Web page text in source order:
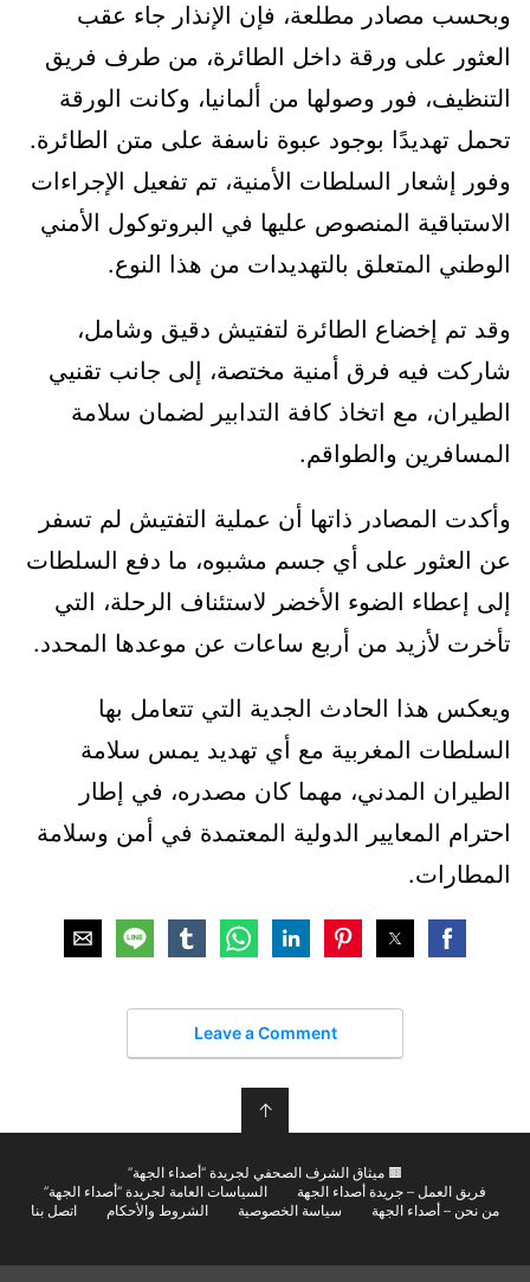
وبحسب مصادر مطلعة، فإن الإنذار جاء عقب
العثور على ورقة داخل الطائرة، من طرف فريق
التنظيف، فور وصولها من ألمانيا، وكانت الورقة
تحمل تهديدًا بوجود عبوة ناسفة على متن الطائرة.
وفور إشعار السلطات الأمنية، تم تفعيل الإجراءات
الاستباقية المنصوص عليها في البروتوكول الأمني
الوطني المتعلق بالتهديدات من هذا النوع.
وقد تم إخضاع الطائرة لتفتيش دقيق وشامل،
شاركت فيه فرق أمنية مختصة، إلى جانب تقنيي
الطيران، مع اتخاذ كافة التدابير لضمان سلامة
المسافرين والطواقم.
وأكدت المصادر ذاتها أن عملية التفتيش لم تسفر
عن العثور على أي جسم مشبوه، ما دفع السلطات
إلى إعطاء الضوء الأخضر لاستئناف الرحلة، التي
تأخرت لأزيد من أربع ساعات عن موعدها المحدد.
ويعكس هذا الحادث الجدية التي تتعامل بها
السلطات المغربية مع أي تهديد يمس سلامة
الطيران المدني، مهما كان مصدره، في إطار
احترام المعايير الدولية المعتمدة في أمن وسلامة
المطارات.
Leave a Comment
↑
🟫 ميثاق الشرف الصحفي لجريدة “أصداء الجهة”
فريق العمل – جريدة أصداء الجهة
السياسات العامة لجريدة “أصداء الجهة”
من نحن – أصداء الجهة
سياسة الخصوصية الشروط والأحكام اتصل بنا